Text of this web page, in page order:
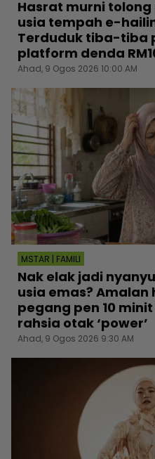
Hasrat murni
usia tempah e-
Terduduk tiba-tiba
platform denda
Ahad, 9 Ogos 2026 10:00 AM
MSTAR | FAMILI
Nak elak jadi
usia emas?
pegang pen 10
rahsia otak ‘power’
Ahad, 9 Ogos 2026 9:30 AM